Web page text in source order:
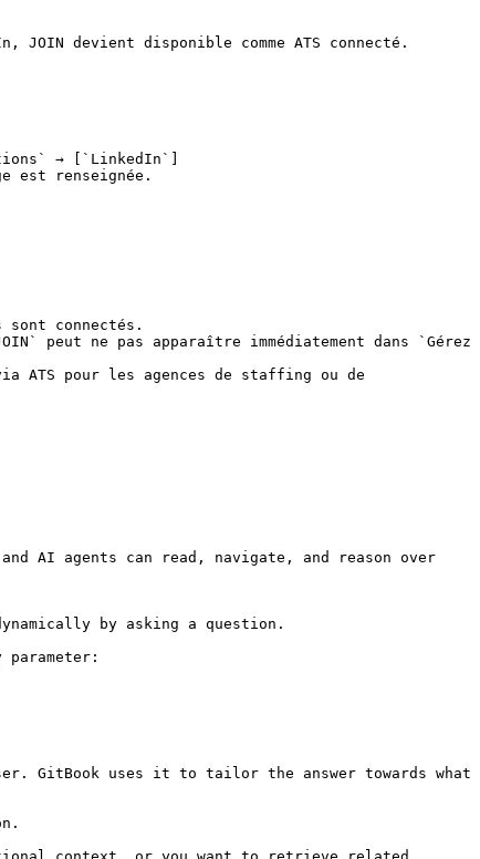
devient disponible comme ATS connecté.
→ [`LinkedIn`]
est renseignée.
connectés.
peut ne pas apparaître immédiatement dans `Gérez
ATS pour les agences de staffing ou de
AI agents can read, navigate, and reason over
by asking a question.
GitBook uses it to tailor the answer towards what